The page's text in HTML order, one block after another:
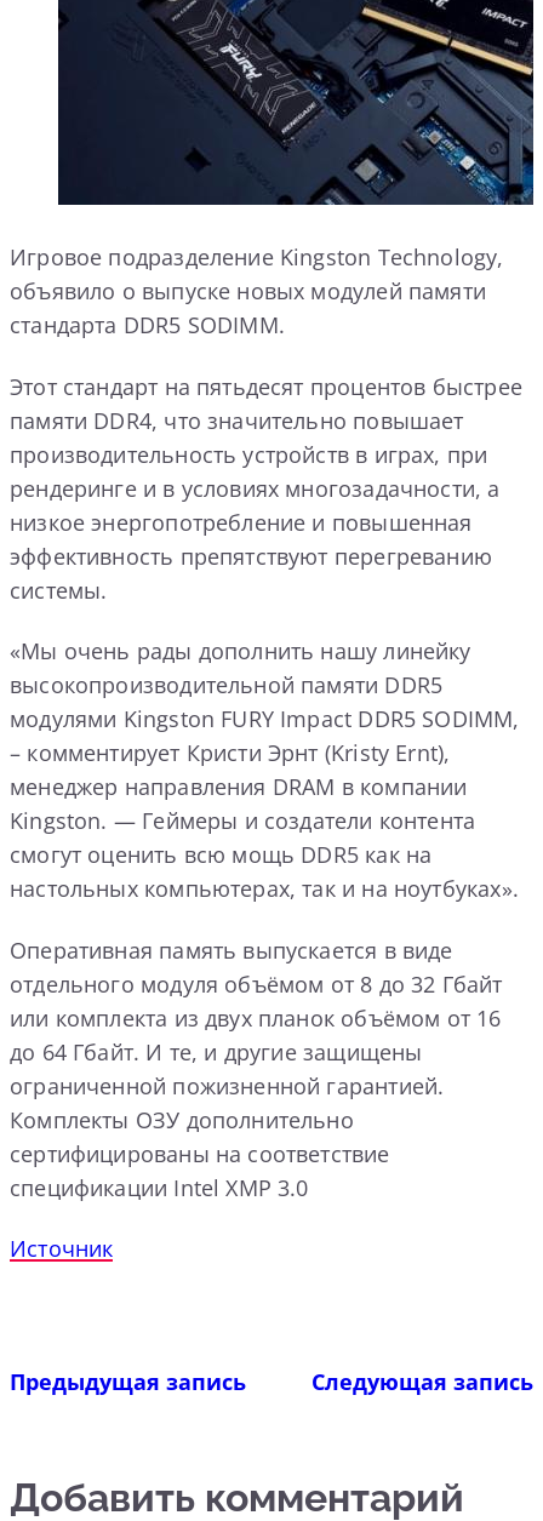
Игровое подразделение Kingston Technology,
объявило о выпуске новых модулей памяти
стандарта DDR5 SODIMM.
Этот стандарт на пятьдесят процентов быстрее
памяти DDR4, что значительно повышает
производительность устройств в играх, при
рендеринге и в условиях многозадачности, а
низкое энергопотребление и повышенная
эффективность препятствуют перегреванию
системы.
«Мы очень рады дополнить нашу линейку
высокопроизводительной памяти DDR5
модулями Kingston FURY Impact DDR5 SODIMM,
– комментирует Кристи Эрнт (Kristy Ernt),
менеджер направления DRAM в компании
Kingston. — Геймеры и создатели контента
смогут оценить всю мощь DDR5 как на
настольных компьютерах, так и на ноутбуках».
Оперативная память выпускается в виде
отдельного модуля объёмом от 8 до 32 Гбайт
или комплекта из двух планок объёмом от 16
до 64 Гбайт. И те, и другие защищены
ограниченной пожизненной гарантией.
Комплекты ОЗУ дополнительно
сертифицированы на соответствие
спецификации Intel XMP 3.0
Источник
Предыдущая запись Следующая запись
Добавить комментарий